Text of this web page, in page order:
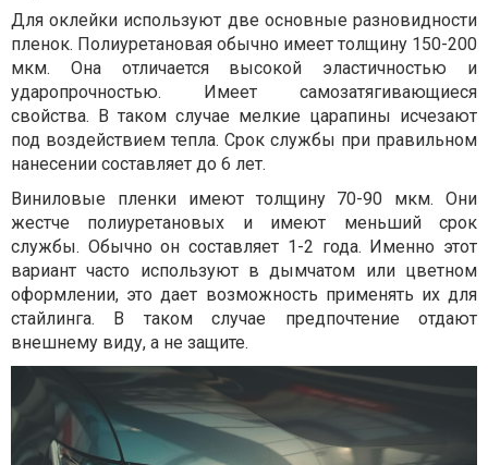
Для оклейки используют две основные разновидности
пленок. Полиуретановая обычно имеет толщину 150-200
мкм. Она отличается высокой эластичностью и
ударопрочностью. Имеет самозатягивающиеся
свойства. В таком случае мелкие царапины исчезают
под воздействием тепла. Срок службы при правильном
нанесении составляет до 6 лет.
Виниловые пленки имеют толщину 70-90 мкм. Они
жестче полиуретановых и имеют меньший срок
службы. Обычно он составляет 1-2 года. Именно этот
вариант часто используют в дымчатом или цветном
оформлении, это дает возможность применять их для
стайлинга. В таком случае предпочтение отдают
внешнему виду, а не защите.